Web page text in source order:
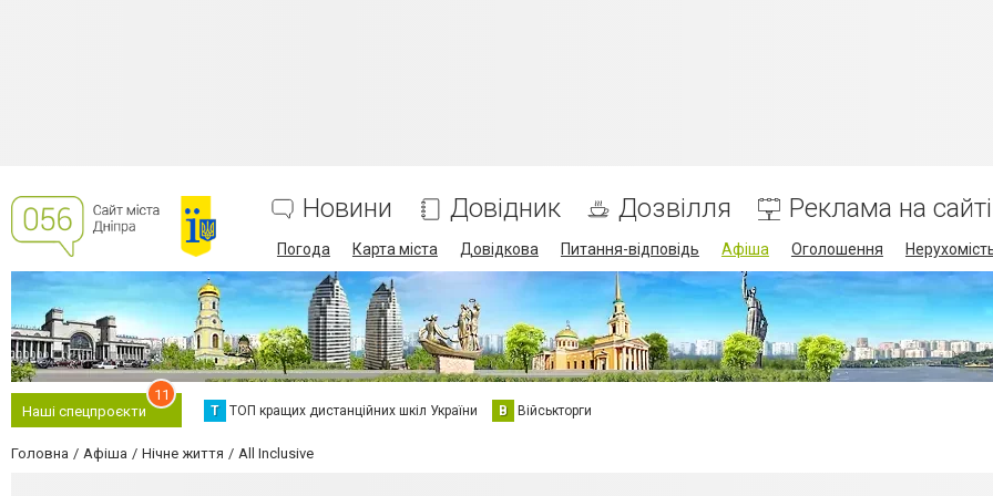
Новини Довідник Дозвілля Реклама на сайті
Погода Карта міста Довідкова Питання-відповідь Афіша Оголошення
Наші спецпроєкти
11
Т ТОП кращих дистанційних шкіл України В Військторги
Головна Афіша Нічне життя All Inclusive